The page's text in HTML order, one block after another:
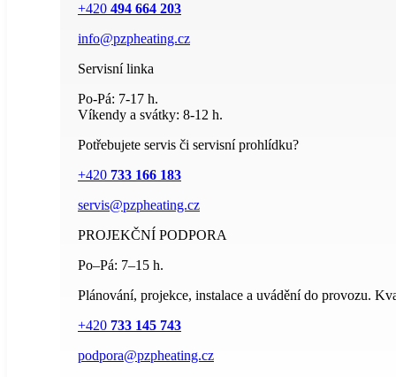
+420 494 664 203
info@pzpheating.cz
Servisní linka
Po-Pá: 7-17 h.
Víkendy a svátky: 8-12 h.
Potřebujete servis či servisní prohlídku?
+420 733 166 183
servis@pzpheating.cz
PROJEKČNÍ PODPORA
Po–Pá: 7–15 h.
Plánování, projekce, instalace a uvádění do provozu.
+420 733 145 743
podpora@pzpheating.cz